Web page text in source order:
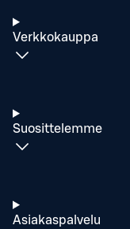
Verkkokauppa
Suosittelemme
Asiakaspalvelu